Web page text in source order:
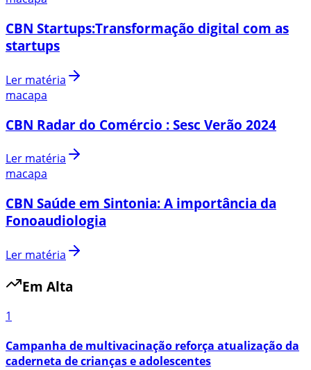
CBN Startups:Transformação digital com as
startups
Ler matéria
macapa
CBN Radar do Comércio : Sesc Verão 2024
Ler matéria
macapa
CBN Saúde em Sintonia: A importância da
Fonoaudiologia
Ler matéria
Em Alta
1
Campanha de multivacinação reforça atualização da
caderneta de crianças e adolescentes